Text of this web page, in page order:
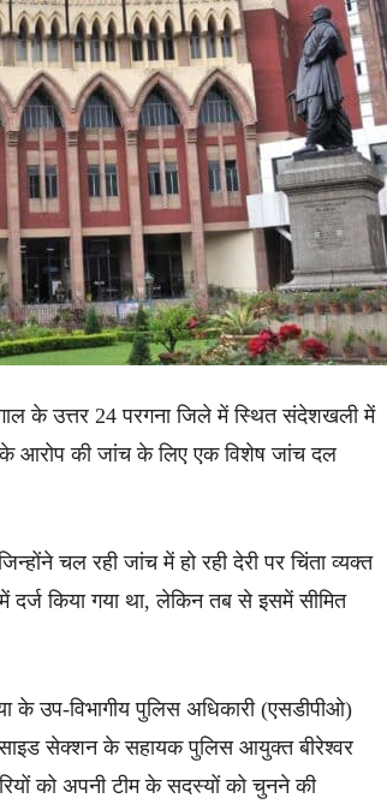
के उत्तर 24 परगना जिले में स्थित संदेशखली में
आरोप की जांच के लिए एक विशेष जांच दल
चल रही जांच में हो रही देरी पर चिंता व्यक्त
किया गया था, लेकिन तब से इसमें सीमित
के उप-विभागीय पुलिस अधिकारी (एसडीपीओ)
सेक्शन के सहायक पुलिस आयुक्त बीरेश्वर
को अपनी टीम के सदस्यों को चुनने की